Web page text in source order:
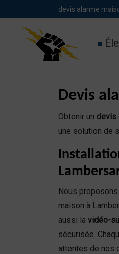
devis alarme
Devis
Obtenir un devis
une solution de
Nous
maison à
aussi la vidéo-
sécurisée.
attentes de nos
Panneau de gestion des cookies